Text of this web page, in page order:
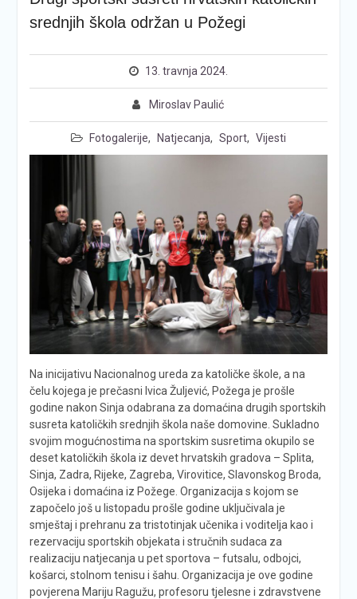
srednjih škola održan u Požegi
13. travnja 2024.
Miroslav Paulić
Fotogalerije, Natjecanja, Sport, Vijesti
Na inicijativu Nacionalnog ureda za katoličke škole, a na
čelu kojega je prečasni Ivica Žuljević, Požega je prošle
godine nakon Sinja odabrana za domaćina drugih sportskih
susreta katoličkih srednjih škola naše domovine. Sukladno
svojim mogućnostima na sportskim susretima okupilo se
deset katoličkih škola iz devet hrvatskih gradova – Splita,
Sinja, Zadra, Rijeke, Zagreba, Virovitice, Slavonskog Broda,
Osijeka i domaćina iz Požege. Organizacija s kojom se
započelo još u listopadu prošle godine uključivala je
smještaj i prehranu za tristotinjak učenika i voditelja kao i
rezervaciju sportskih objekata i stručnih sudaca za
realizaciju natjecanja u pet sportova – futsalu, odbojci,
košarci, stolnom tenisu i šahu. Organizacija je ove godine
povjerena Mariju Ragužu, profesoru tjelesne i zdravstvene